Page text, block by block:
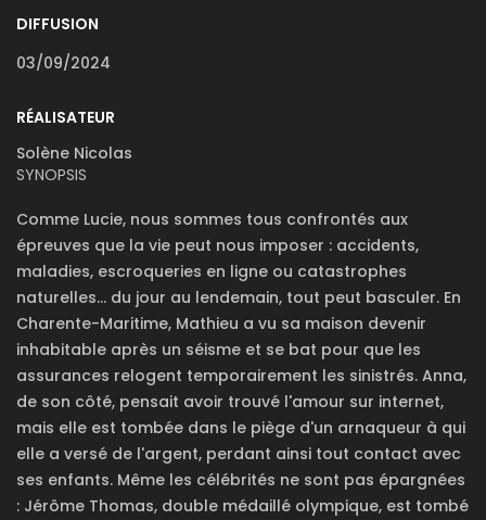
DIFFUSION
03/09/2024
RÉALISATEUR
Solène Nicolas
SYNOPSIS
Comme Lucie, nous sommes tous confrontés aux
épreuves que la vie peut nous imposer : accidents,
maladies, escroqueries en ligne ou catastrophes
naturelles… du jour au lendemain, tout peut basculer. En
Charente-Maritime, Mathieu a vu sa maison devenir
inhabitable après un séisme et se bat pour que les
assurances relogent temporairement les sinistrés. Anna,
de son côté, pensait avoir trouvé l'amour sur internet,
mais elle est tombée dans le piège d'un arnaqueur à qui
elle a versé de l'argent, perdant ainsi tout contact avec
ses enfants. Même les célébrités ne sont pas épargnées
: Jérôme Thomas, double médaillé olympique, est tombé